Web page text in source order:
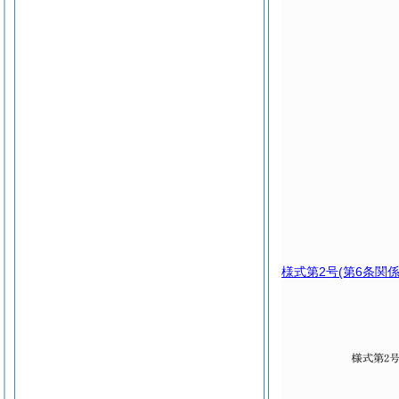
様式第2号(第6条関